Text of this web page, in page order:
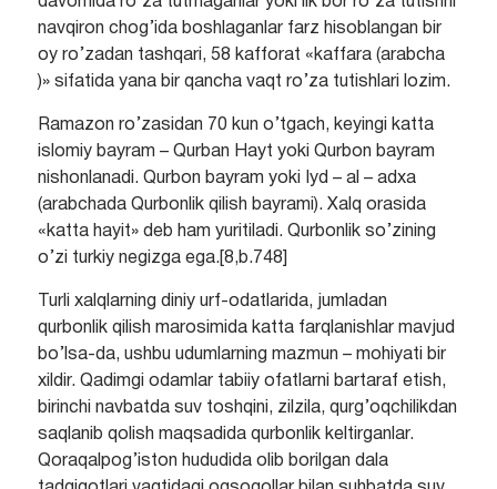
navqiron chog’ida boshlaganlar farz hisoblangan bir
oy ro’zadan tashqari, 58 kafforat «kaffara (arabcha
)» sifatida yana bir qancha vaqt ro’za tutishlari lozim.
Ramazon ro’zasidan 70 kun o’tgach, keyingi katta
islomiy bayram – Qurban Hayt yoki Qurbon bayram
nishonlanadi. Qurbon bayram yoki Iyd – al – adxa
(arabchada Qurbonlik qilish bayrami). Xalq orasida
«katta hayit» deb ham yuritiladi. Qurbonlik so’zining
o’zi turkiy negizga ega.[8,b.748]
Turli xalqlarning diniy urf-odatlarida, jumladan
qurbonlik qilish marosimida katta farqlanishlar mavjud
bo’lsa-da, ushbu udumlarning mazmun – mohiyati bir
xildir. Qadimgi odamlar tabiiy ofatlarni bartaraf etish,
birinchi navbatda suv toshqini, zilzila, qurg’oqchilikdan
saqlanib qolish maqsadida qurbonlik keltirganlar.
Qoraqalpog’iston hududida olib borilgan dala